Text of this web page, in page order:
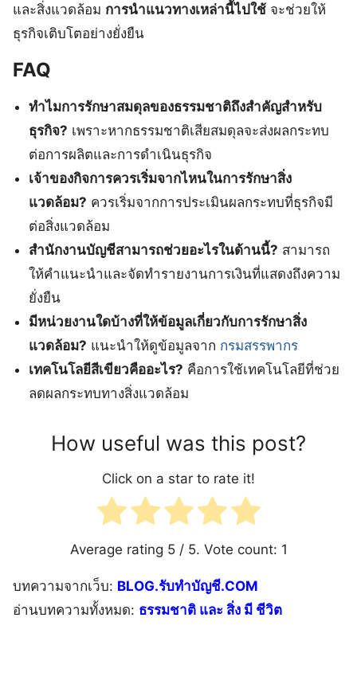
และสิ่งแวดล้อม การนำแนวทางเหล่านี้ไปใช้ จะช่วยให้
ธุรกิจเติบโตอย่างยั่งยืน
FAQ
ทำไมการรักษาสมดุลของธรรมชาติถึงสำคัญสำหรับ
ธุรกิจ? เพราะหากธรรมชาติเสียสมดุลจะส่งผลกระทบ
ต่อการผลิตและการดำเนินธุรกิจ
เจ้าของกิจการควรเริ่มจากไหนในการรักษาสิ่ง
แวดล้อม? ควรเริ่มจากการประเมินผลกระทบที่ธุรกิจมี
ต่อสิ่งแวดล้อม
สำนักงานบัญชีสามารถช่วยอะไรในด้านนี้? สามารถ
ให้คำแนะนำและจัดทำรายงานการเงินที่แสดงถึงความ
ยั่งยืน
มีหน่วยงานใดบ้างที่ให้ข้อมูลเกี่ยวกับการรักษาสิ่ง
แวดล้อม? แนะนำให้ดูข้อมูลจาก กรมสรรพากร
เทคโนโลยีสีเขียวคืออะไร? คือการใช้เทคโนโลยีที่ช่วย
ลดผลกระทบทางสิ่งแวดล้อม
How useful was this post?
Click on a star to rate it!
Average rating 5/ 5. Vote count: 1
บทความจากเว็บ: BLOG.รับทำบัญชี.COM
อ่านบทความทั้งหมด: ธรรมชาติ และ สิ่ง มี ชีวิต